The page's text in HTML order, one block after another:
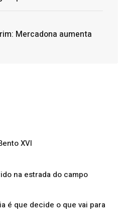
Mercadona aumenta
XVI
na estrada do campo
é que decide o que vai para